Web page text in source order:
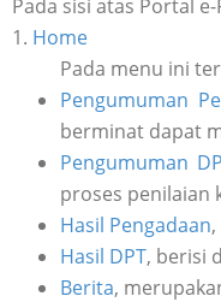
Pada sisi atas Portal
1. Home
Pada menu ini
Pengumuman
berminat dapat
Pengumuman
proses penilaian
Hasil Pengadaan
Hasil DPT, berisi
Berita,